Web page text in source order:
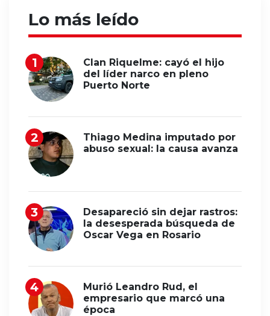
Lo más leído
Clan Riquelme: cayó el hijo
del líder narco en pleno
Puerto Norte
Thiago Medina imputado por
abuso sexual: la causa avanza
Desapareció sin dejar rastros:
la desesperada búsqueda de
Oscar Vega en Rosario
Murió Leandro Rud, el
empresario que marcó una
época